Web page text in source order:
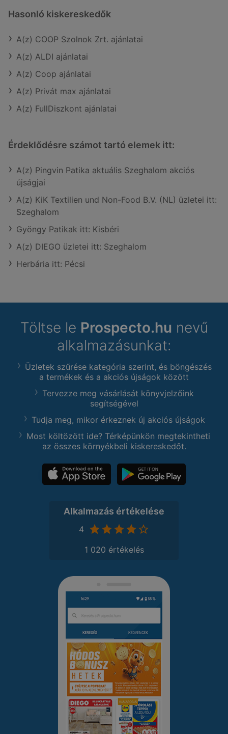
Hasonló kiskereskedők
A(z) COOP Szolnok Zrt. ajánlatai
A(z) ALDI ajánlatai
A(z) Coop ajánlatai
A(z) Privát max ajánlatai
A(z) FullDiszkont ajánlatai
Érdeklődésre számot tartó elemek itt:
A(z) Pingvin Patika aktuális Szeghalom akciós
újságjai
A(z) KiK Textilien und Non-Food B.V. (NL) üzletei itt:
Szeghalom
Gyöngy Patikak itt: Kisbéri
A(z) DIEGO üzletei itt: Szeghalom
Herbária itt: Pécsi
Töltse le Prospecto.hu nevű
alkalmazásunkat:
Üzletek szűrése kategória szerint, és böngészés
a termékek és a akciós újságok között
Tervezze meg vásárlását könyvjelzőink
segítségével
Tudja meg, mikor érkeznek új akciós újságok
Most költözött ide? Térképünkön megtekintheti
az összes környékbeli kiskereskedőt.
Alkalmazás értékelése
4
1 020 értékelés